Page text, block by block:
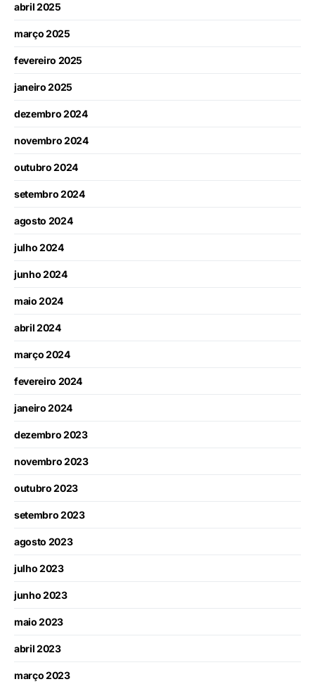
abril 2025
março 2025
fevereiro 2025
janeiro 2025
dezembro 2024
novembro 2024
outubro 2024
setembro 2024
agosto 2024
julho 2024
junho 2024
maio 2024
abril 2024
março 2024
fevereiro 2024
janeiro 2024
dezembro 2023
novembro 2023
outubro 2023
setembro 2023
agosto 2023
julho 2023
junho 2023
maio 2023
abril 2023
março 2023